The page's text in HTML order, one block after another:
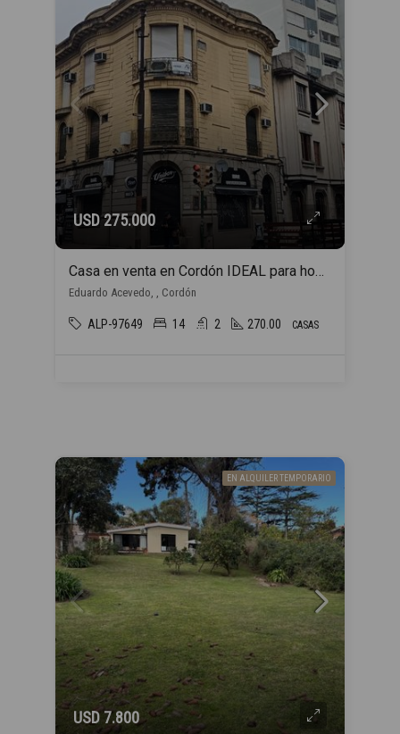
USD 275.000
Casa en venta en Cordón IDEAL para hogar estudiantil
Eduardo Acevedo, , Cordón
ALP-97649 14 2 270.00 CASAS
EN ALQUILER TEMPORARIO
USD 7.800